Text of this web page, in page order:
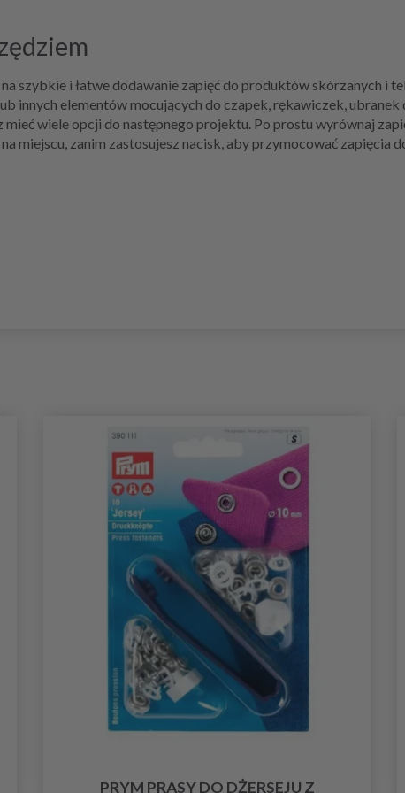
szybkie i łatwe dodawanie zapięć do produktów skórzanych i
innych elementów mocujących do czapek, rękawiczek,
wiele opcji do następnego projektu. Po prostu wyrównaj
miejscu, zanim zastosujesz nacisk, aby przymocować zapięcia
PRYM PRASY DO DŻERSEJU Z